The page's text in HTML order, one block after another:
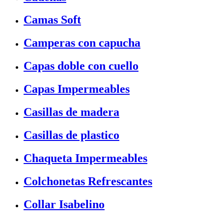
Camas Soft
Camperas con capucha
Capas doble con cuello
Capas Impermeables
Casillas de madera
Casillas de plastico
Chaqueta Impermeables
Colchonetas Refrescantes
Collar Isabelino